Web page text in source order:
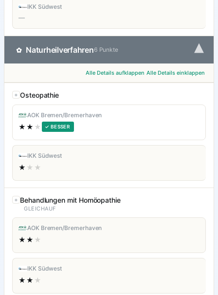
IKK Südwest
—
✿ Naturheilverfahren6 Punkte ▾
Alle Details aufklappen Alle Details einklappen
Osteopathie
AOK Bremen/Bremerhaven
★★ ★ ✓ BESSER
IKK Südwest
★ ★★
Behandlungen mit Homöopathie
GLEICHAUF
AOK Bremen/Bremerhaven
★★ ★
IKK Südwest
★★ ★